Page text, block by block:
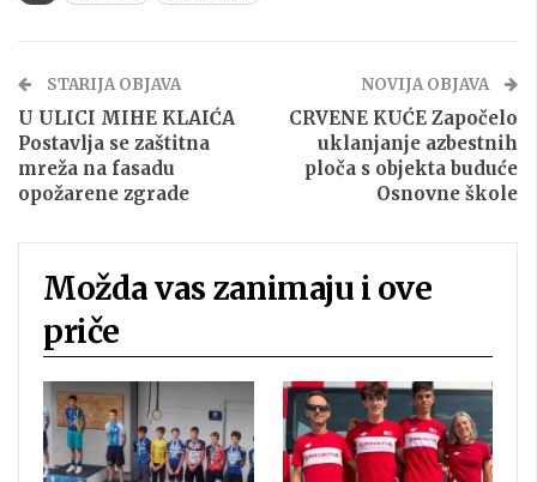
STARIJA OBJAVA
U ULICI MIHE KLAIĆA
Postavlja se zaštitna
mreža na fasadu
opožarene zgrade
NOVIJA OBJAVA
CRVENE KUĆE Započelo
uklanjanje azbestnih
ploča s objekta buduće
Osnovne škole
Možda vas zanimaju i ove
priče